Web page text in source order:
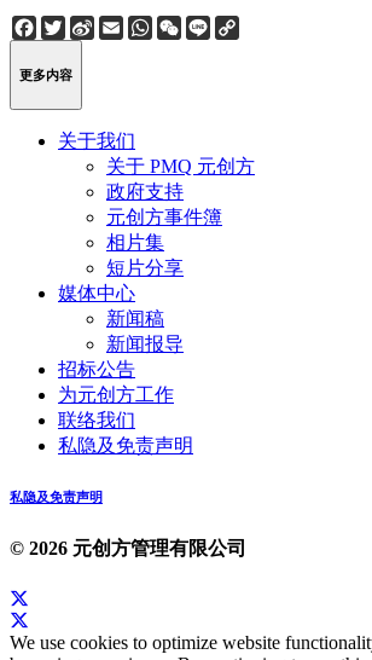
Facebook
Twitter
Sina
Weibo
EmailWhatsApp
WeChat
Line
更多内容
关于我们
关于 PMQ 元创方
政府支持
元创方事件簿
相片集
短片分享
媒体中心
新闻稿
新闻报导
招标公告
为元创方工作
联络我们
私隐及免责声明
私隐及免责声明
© 2026 元创方管理有限公司
We use cookies to optimize website